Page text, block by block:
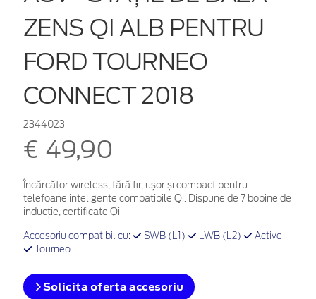
ZENS QI ALB PENTRU
FORD TOURNEO
CONNECT 2018
2344023
€ 49,90
Încărcător wireless, fără fir, ușor și compact pentru
telefoane inteligente compatibile Qi. Dispune de 7 bobine de
inducție, certificate Qi
Accesoriu compatibil cu: SWB (L1) LWB (L2)
Active
Tourneo
Solicita oferta accesoriu